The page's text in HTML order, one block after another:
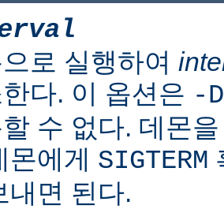
로 실행하여
다. 이 옵션은 -D
수 없다. 데몬
몬에게 SIGTERM
내면 된다.